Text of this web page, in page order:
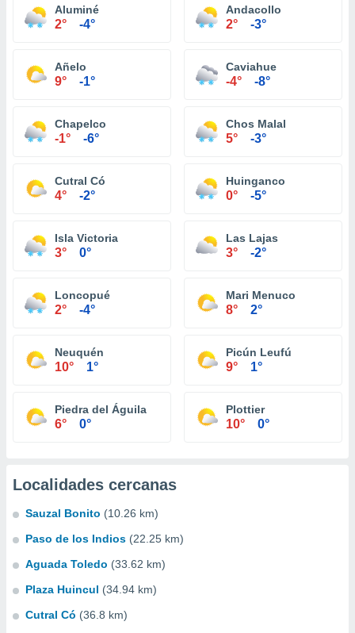
Aluminé
2° -4°
Andacollo
2° -3°
Añelo
9° -1°
Caviahue
-4° -8°
Chapelco
-1° -6°
Chos Malal
5° -3°
Cutral Có
4° -2°
Huinganco
0° -5°
Isla Victoria
3° 0°
Las Lajas
3° -2°
Loncopué
2° -4°
Mari Menuco
8° 2°
Neuquén
10° 1°
Picún Leufú
9° 1°
Piedra del Águila
6° 0°
Plottier
10° 0°
Localidades cercanas
Sauzal Bonito (10.26 km)
Paso de los Indios (22.25 km)
Aguada Toledo (33.62 km)
Plaza Huincul (34.94 km)
Cutral Có (36.8 km)